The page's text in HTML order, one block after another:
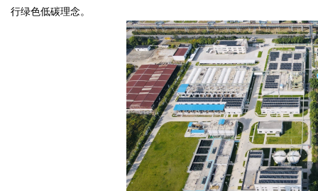
行绿色低碳理念。